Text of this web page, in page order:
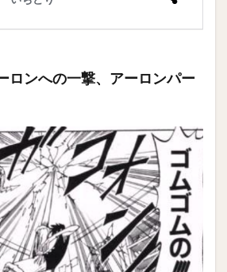
ロンへの一撃、アーロンパー